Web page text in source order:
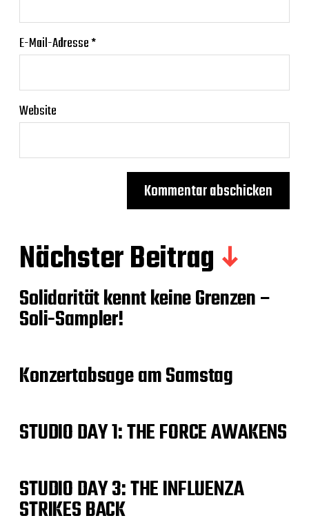
E-Mail-Adresse*
Website
Nächster Beitrag
Solidarität kennt keine Grenzen –
Soli-Sampler!
Konzertabsage am Samstag
STUDIO DAY 1: THE FORCE AWAKENS
STUDIO DAY 3: THE INFLUENZA
STRIKES BACK